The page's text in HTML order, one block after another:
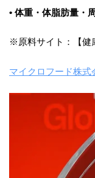
• 体重・体脂肪量・
※原料サイト：【健
マイクロフード株式